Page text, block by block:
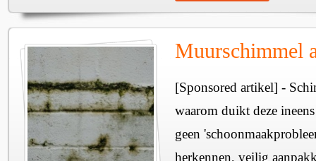
Muurschimmel
[Sponsored artikel] -
waarom duikt deze
geen
herkennen, veilig